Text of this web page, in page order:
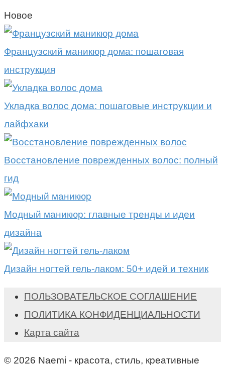
Новое
Французский маникюр дома: пошаговая
инструкция
Укладка волос дома: пошаговые инструкции и
лайфхаки
Восстановление поврежденных волос: полный
гид
Модный маникюр: главные тренды и идеи
дизайна
Дизайн ногтей гель-лаком: 50+ идей и техник
ПОЛЬЗОВАТЕЛЬСКОЕ СОГЛАШЕНИЕ
ПОЛИТИКА КОНФИДЕНЦИАЛЬНОСТИ
Карта сайта
© 2026 Naemi - красота, стиль, креативные